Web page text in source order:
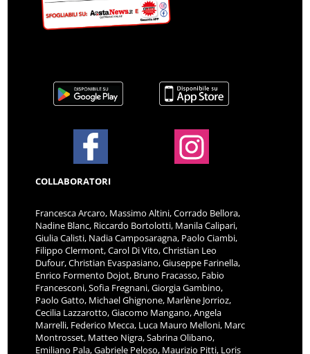
COLLABORATORI
Francesca Arcaro, Massimo Altini, Corrado Bellora,
Nadine Blanc, Riccardo Bortolotti, Manila Calipari,
Giulia Calisti, Nadia Camposaragna, Paolo Ciambi,
Filippo Clermont, Carol Di Vito, Christian Leo
Dufour, Christian Evaspasiano, Giuseppe Farinella,
Enrico Formento Dojot, Bruno Fracasso, Fabio
Francesconi, Sofia Fregnani, Giorgia Gambino,
Paolo Gatto, Michael Ghignone, Marlène Jorrioz,
Cecilia Lazzarotto, Giacomo Mangano, Angela
Marrelli, Federico Mecca, Luca Mauro Melloni, Marc
Montrosset, Matteo Nigra, Sabrina Olibano,
Emiliano Pala, Gabriele Peloso, Maurizio Pitti, Loris